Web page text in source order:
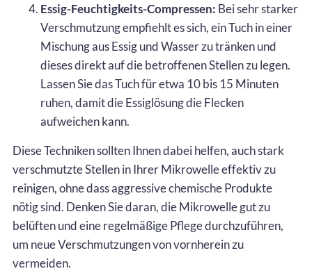
Essig-Feuchtigkeits-Compressen: Bei sehr starker
Verschmutzung empfiehlt es sich, ein Tuch in einer
Mischung aus Essig und Wasser zu tränken und
dieses direkt auf die betroffenen Stellen zu legen.
Lassen Sie das Tuch für etwa 10 bis 15 Minuten
ruhen, damit die Essiglösung die Flecken
aufweichen kann.
Diese Techniken sollten Ihnen dabei helfen, auch stark
verschmutzte Stellen in Ihrer Mikrowelle effektiv zu
reinigen, ohne dass aggressive chemische Produkte
nötig sind. Denken Sie daran, die Mikrowelle gut zu
belüften und eine regelmäßige Pflege durchzuführen,
um neue Verschmutzungen von vornherein zu
vermeiden.